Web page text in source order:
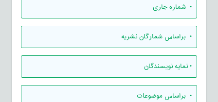
• شماره جاری
• براساس شمارگان نشریه
•نمایه نویسندگان
• براساس موضوعات